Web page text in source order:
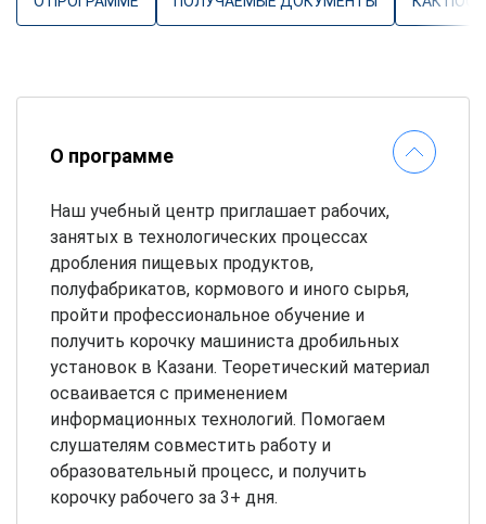
О программе
Наш учебный центр приглашает рабочих,
занятых в технологических процессах
дробления пищевых продуктов,
полуфабрикатов, кормового и иного сырья,
пройти профессиональное обучение и
получить корочку машиниста дробильных
установок в Казани. Теоретический материал
осваивается с применением
информационных технологий. Помогаем
слушателям совместить работу и
образовательный процесс, и получить
корочку рабочего за 3+ дня.